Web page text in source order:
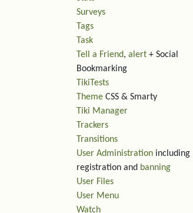
Surveys
Tags
Task
Tell a Friend, alert + Social
Bookmarking
TikiTests
Theme CSS & Smarty
Tiki Manager
Trackers
Transitions
User Administration including
registration and banning
User Files
User Menu
Watch